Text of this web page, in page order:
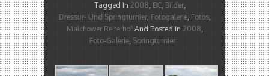
Tagged In 2008, BC, Bilder,
Dressur- Und Springturnier, Fotogalerie, Fotos,
Malchower ReiterhofAnd Posted In 2008,
Foto-Galerie, Springturnier